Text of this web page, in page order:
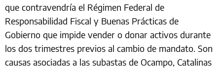
que contravendría el Régimen Federal de
Responsabilidad Fiscal y Buenas Prácticas de
Gobierno que impide vender o donar activos durante
los dos trimestres previos al cambio de mandato. Son
causas asociadas a las subastas de Ocampo, Catalinas